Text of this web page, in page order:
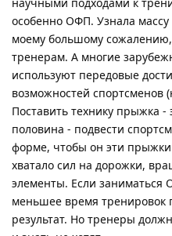
особенно ОФП. Узнала массу
моему большому
тренерам. А многие
используют передовые
возможностей спортсменов
Поставить технику прыжка -
половина - подвести
форме, чтобы он эти
хватало сил на дорожки,
элементы. Если заниматься
меньшее время тренировок
результат. Но тренеры